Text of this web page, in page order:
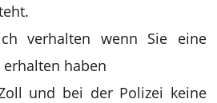
verhalten wenn Sie eine
haben
und bei der Polizei keine